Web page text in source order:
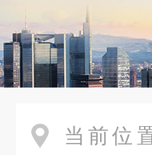
当前位